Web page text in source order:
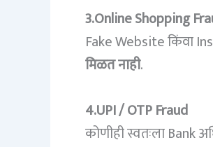
3.Online Shopping
Fake Website किंवा
मिळत नाही.
4.UPI / OTP Fraud
कोणीही स्वतःला Bank